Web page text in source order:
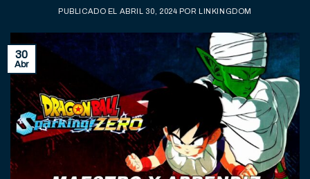
PUBLICADO EL ABRIL 30, 2024 POR LINKINGDOM
30
Abr